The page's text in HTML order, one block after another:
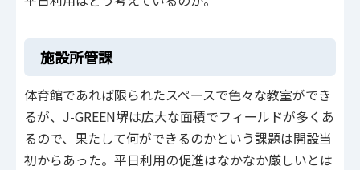
施設所管課
体育館であれば限られたスペースで色々な教室ができ
るが、J-GREEN堺は広大な面積でフィールドが多くあ
るので、果たして何ができるのかという課題は開設当
初からあった。平日利用の促進はなかなか厳しいとは